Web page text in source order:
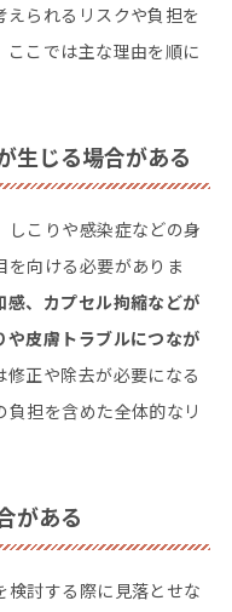
られるリスクや負担を
こでは主な理由を順に
生じる場合がある
しこりや感染症などの身
向ける必要がありま
、カプセル拘縮などが
皮膚トラブルにつなが
正や除去が必要になる
担を含めた全体的なリ
がある
討する際に見落とせな